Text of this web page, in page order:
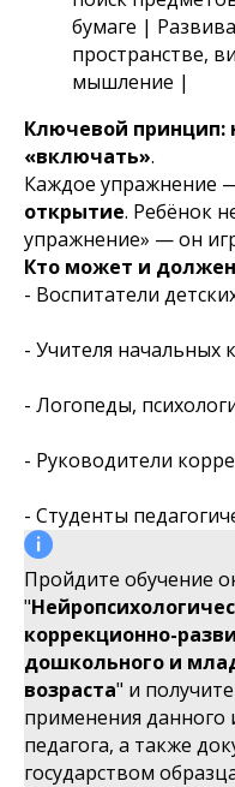
бумаге |
пространстве,
мышление |
Ключевой принцип:
«включать».
Каждое упражнение
открытие. Ребёнок
упражнение» — он
Кто может и
- Воспитатели
- Учителя начальных
- Логопеды,
- Руководители
- Студенты
Пройдите обучение
"
коррекционно-
дошкольного и
возраста" и
применения данного
педагога, а также
государством